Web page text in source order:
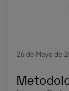
26 de Mayo de